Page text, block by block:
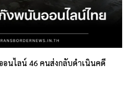
นไลน์ 46 คนส่งกลับดำเนินคดี